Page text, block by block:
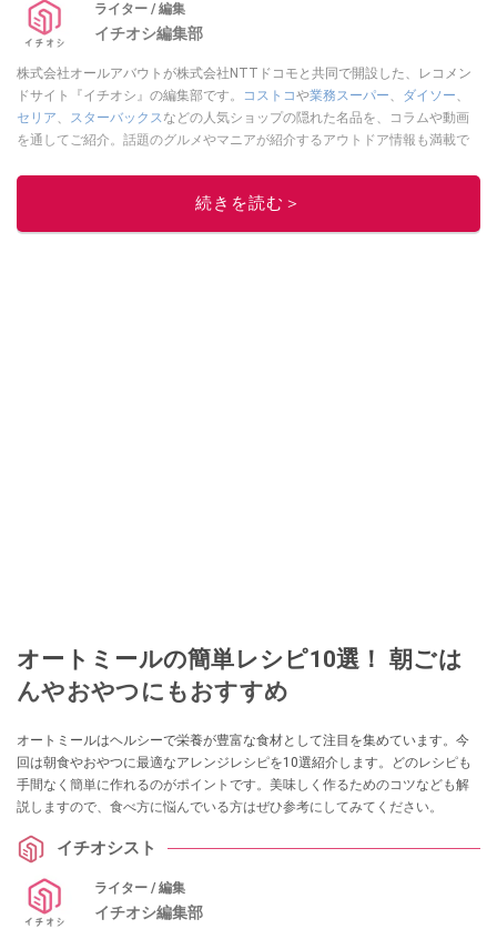
ライター / 編集
イチオシ編集部
株式会社オールアバウトが株式会社NTTドコモと共同で開設した、レコメン
ドサイト『イチオシ』の編集部です。
コストコや業務スーパー ダイソー
セリア
スターバックス などの人気ショップの隠れた名品を、コラムや動画
を通してご紹介。話題のグルメやマニアが紹介するアウトドア情報も満載で
レビューしています。毎日トレンド情報をお届けしているので、ぜひ
してください！続きを読む＞
オートミールの簡単レシピ10選！ 朝ごは
んやおやつにもおすすめ
オートミールはヘルシーで栄養が豊富な食材として注目を集めています。今
回は朝食やおやつに最適なアレンジレシピを10選紹介します。どのレシピも
手間なく簡単に作れるのがポイントです。美味しく作るためのコツなども解
説しますので、食べ方に悩んでいる方はぜひ参考にしてみてください。
イチオシスト
ライター / 編集
イチオシ編集部